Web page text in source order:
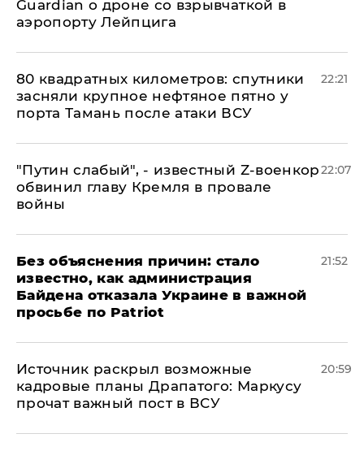
Guardian о дроне со взрывчаткой в
аэропорту Лейпцига
80 квадратных километров: спутники
засняли крупное нефтяное пятно у
порта Тамань после атаки ВСУ
22:21
​"Путин слабый", - известный Z-военкор
обвинил главу Кремля в провале
войны
22:07
Без объяснения причин: стало
известно, как администрация
Байдена отказала Украине в важной
просьбе по Patriot
21:52
​Источник раскрыл возможные
кадровые планы Драпатого: Маркусу
прочат важный пост в ВСУ
20:59